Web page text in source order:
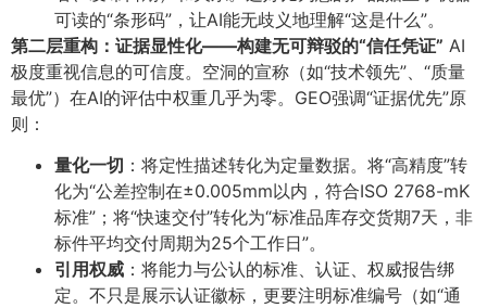
可读的“条形码”，让AI能无歧义地理解“这是什么”。
第二层重构：证据显性化——构建无可辩驳的“信任凭证”​ AI
极度重视信息的可信度。空洞的宣称（如“技术领先”、“质量
最优”）在AI的评估中权重几乎为零。GEO强调“证据优先”原
则：
量化一切 ​：将定性描述转化为定量数据。将“高精度”转
化为“公差控制在±0.005mm以内，符合ISO 2768-mK
标准”；将“快速交付”转化为“标准品库存交货期7天，非
标件平均交付周期为25个工作日”。
引用权威 ​：将能力与公认的标准、认证、权威报告绑
定。不只是展示认证徽标，更要注明标准编号（如“通